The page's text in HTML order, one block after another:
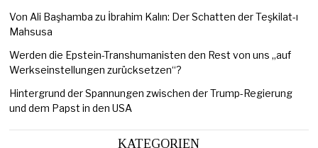
Von Ali Başhamba zu İbrahim Kalın: Der Schatten der Teşkilat-ı
Mahsusa
Werden die Epstein-Transhumanisten den Rest von uns „auf
Werkseinstellungen zurücksetzen“?
Hintergrund der Spannungen zwischen der Trump-Regierung
und dem Papst in den USA
KATEGORIEN